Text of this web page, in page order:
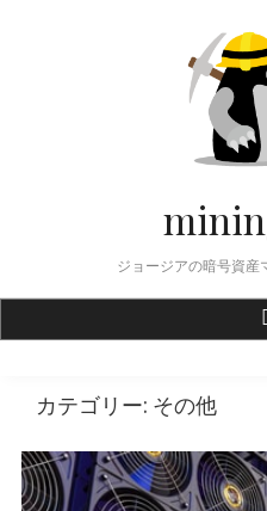
ジョージアの暗号資産
カテゴリー: その他